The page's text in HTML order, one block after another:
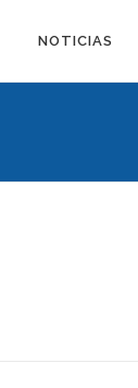
NOTICIAS